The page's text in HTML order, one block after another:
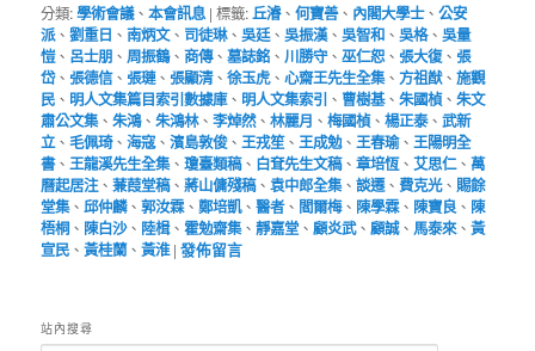
分類:學術會議、本會訊息 |標籤:丘濬、何寶善、 內閣大學士、公安
派、劉重日 、南炳文、 司徒琳、吳廷、吳振漢、吳智和 、吳格、吳量
愷、 呂士朋 、 周振鶴、商傳、墓誌銘 、 川勝守、巫仁恕 、張大復、張
岱、張德信、張璉、張顯清、徐玉虎、心齋王先生全集、方祖猷、施觀
民 、 明人文集篇目索引數據庫、 明人文集索引 、曹樹基、朱國楨、朱文
肅公文集、朱鴻、朱鴻林、李焯然、林麗月 、梅國楨、楊正泰、武新
立、毛佩琦、海寇、濱島敦俊、王戎笙、王成勉、王春瑜、王陽明全
書、王龍溪先生全集、瓊臺類稿、 白耷先生文稿、章培恆、艾思仁、萬
曆起居注、蒹葭堂稿、蔣山傭殘稿、袁中郎全集、談遷、費克光、 賜餘
堂集、邱仲麟、郭汝霖、鄭培凱、醫者、 閻爾梅、 陳學霖、 陳寶良 、 陳
梧桐 、 陳白沙、 陸楫、霍勉齋集、靜嘉堂 、顧炎武、顧誠、 馬泰來、黃
宣民 、黃桂蘭、黃淮 |發佈留言
站內搜尋